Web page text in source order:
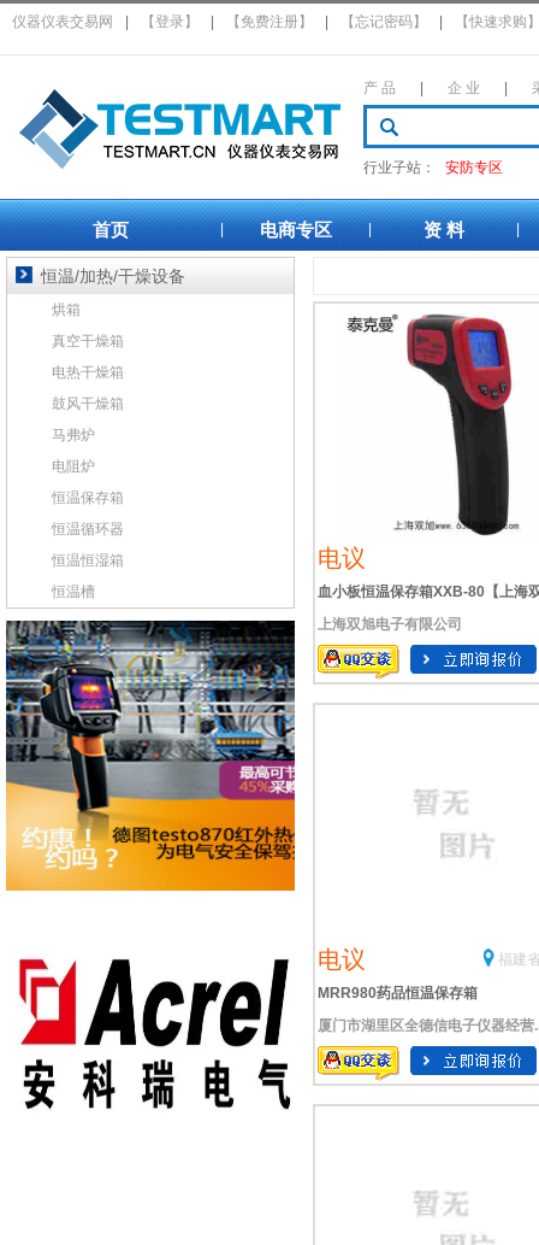
仪器仪表交易网 【登录】 【免费注册】 【忘记密码】 【快速求购
产 品 企 业
行业子站： 安防专区
首页 电商专区 资 料
电议
血小板恒温保存箱XXB-80【上海
旭】厂家
上海双旭电子有限公司
电议
福建
MRR980药品恒温保存箱
厦门市湖里区全德信电子仪器经营
恒温/加热/干燥设备
烘箱
真空干燥箱
电热干燥箱
鼓风干燥箱
马弗炉
电阻炉
恒温保存箱
恒温循环器
恒温恒湿箱
恒温槽